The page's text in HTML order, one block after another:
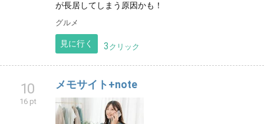
が長居してしまう原因かも！
グルメ
見に行く 3 クリック
10
16 pt
メモサイト+note